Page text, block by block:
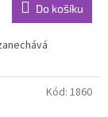
Do košíku
Kód: 1860